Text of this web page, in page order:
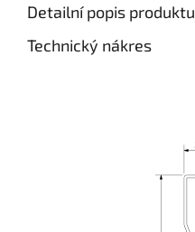
Detailní popis produktu
Technický nákres